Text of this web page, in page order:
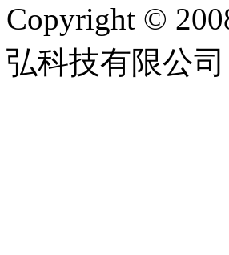
Copyright ©
弘科技有限公